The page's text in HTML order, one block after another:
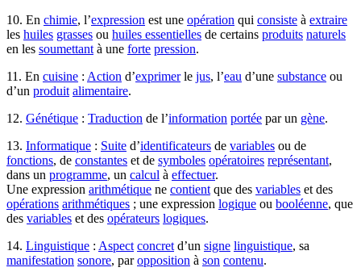
10. En chimie, l’expression est une opération qui consiste à extraire
les huiles grasses ou huiles essentielles de certains produits naturels
en les soumettant à une forte pression.
11. En cuisine : Action d’exprimerle jus, l’eau d’une substance ou
d’un produit alimentaire.
12. Génétique : Traduction de l’information portée par un gène.
13. Informatique : Suite d’identificateurs de variables ou de
fonctions, de constantes et de symboles opératoires représentant,
dans un programme, un calcul à effectuer.
Une expression arithmétique ne contient que des variables et des
opérations arithmétiques ; une expression logique ou booléenne, que
des variables et des opérateurs logiques.
14. Linguistique : Aspect concret d’un signe linguistique, sa
manifestation sonore, paropposition à son contenu.